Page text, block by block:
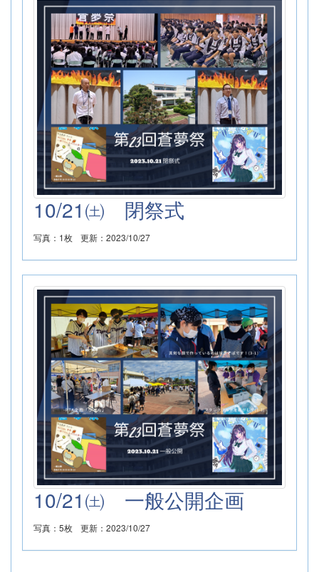
10/21㈯ 閉祭式
写真：1枚 更新：2023/10/27
10/21㈯ 一般公開企画
写真：5枚 更新：2023/10/27